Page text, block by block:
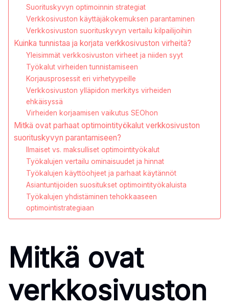
Suorituskyvyn optimoinnin strategiat
Verkkosivuston käyttäjäkokemuksen parantaminen
Verkkosivuston suorituskyvyn vertailu kilpailijoihin
Kuinka tunnistaa ja korjata verkkosivuston virheitä?
Yleisimmät verkkosivuston virheet ja niiden syyt
Työkalut virheiden tunnistamiseen
Korjausprosessit eri virhetyypeille
Verkkosivuston ylläpidon merkitys virheiden
ehkäisyssä
Virheiden korjaamisen vaikutus SEOhon
Mitkä ovat parhaat optimointityökalut verkkosivuston
suorituskyvyn parantamiseen?
Ilmaiset vs. maksulliset optimointityökalut
Työkalujen vertailu ominaisuudet ja hinnat
Työkalujen käyttöohjeet ja parhaat käytännöt
Asiantuntijoiden suositukset optimointityökaluista
Työkalujen yhdistäminen tehokkaaseen
optimointistrategiaan
Mitkä ovat
verkkosivuston